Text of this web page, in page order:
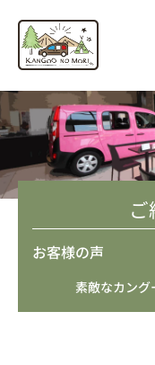
キ
ッ
プ
お客様の声
素敵なカング